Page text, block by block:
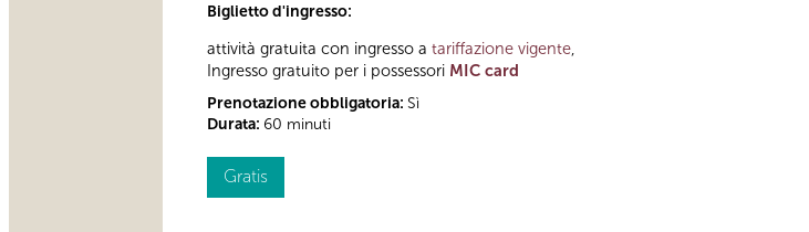
Biglietto d'ingresso:
attività gratuita con ingresso a tariffazione vigente,
Ingresso gratuito per i possessori MIC card
Prenotazione obbligatoria: Sì
Durata: 60 minuti
Gratis